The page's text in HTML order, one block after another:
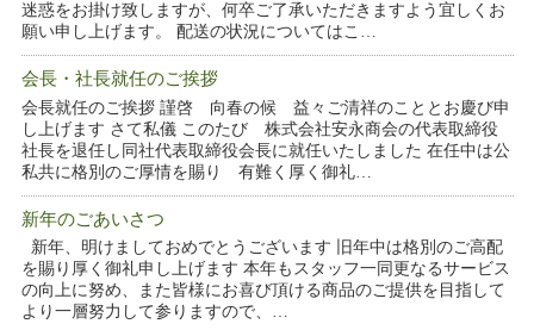
迷惑をお掛け致しますが、何卒ご了承いただきますよう宜しくお
願い申し上げます。 配送の状況についてはこ…
会長・社長就任のご挨拶
会長就任のご挨拶 謹啓 向春の候 益々ご清祥のこととお慶び申
し上げます さて私儀 このたび 株式会社安永商会の代表取締役
社長を退任し同社代表取締役会長に就任いたしました 在任中は公
私共に格別のご厚情を賜り 有難く厚く御礼…
新年のごあいさつ
新年、明けましておめでとうございます 旧年中は格別のご高配
を賜り厚く御礼申し上げます 本年もスタッフ一同更なるサービス
の向上に努め、また皆様にお喜び頂ける商品のご提供を目指して
より一層努力して参りますので、…